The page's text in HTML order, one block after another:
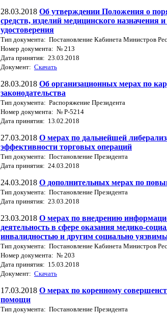
28.03.2018 Об утверждении Положения о
средств, изделий медицинского
удостоверения
Тип документа: Постановление Кабинета Министров
Номер документа: № 213
Дата принятия: 23.03.2018
Документ: Скачать
28.03.2018 Об организационных мерах по
законодательства
Тип документа: Распоряжение Президента
Номер документа: № Р-5214
Дата принятия: 13.02.2018
27.03.2018 О мерах по дальнейшей
эффективности торговых операций
Тип документа: Постановление Президента
Дата принятия: 24.03.2018
24.03.2018 О дополнительных мерах по
Тип документа: Постановление Президента
Дата принятия: 23.03.2018
23.03.2018 О мерах по внедрению
деятельность в сфере оказания медико-
инвалидностью и другим социально
Тип документа: Постановление Кабинета Министров
Номер документа: № 203
Дата принятия: 15.03.2018
Документ: Скачать
17.03.2018 О мерах по коренному
помощи
Тип документа: Постановление Президента